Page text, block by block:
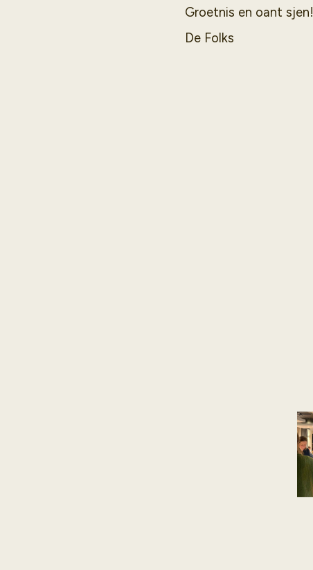
Groetnis en oant sjen!
De Folks